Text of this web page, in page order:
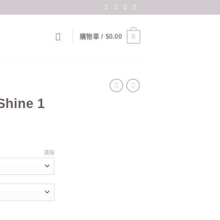
購物車 / $0.00 0
1
清除